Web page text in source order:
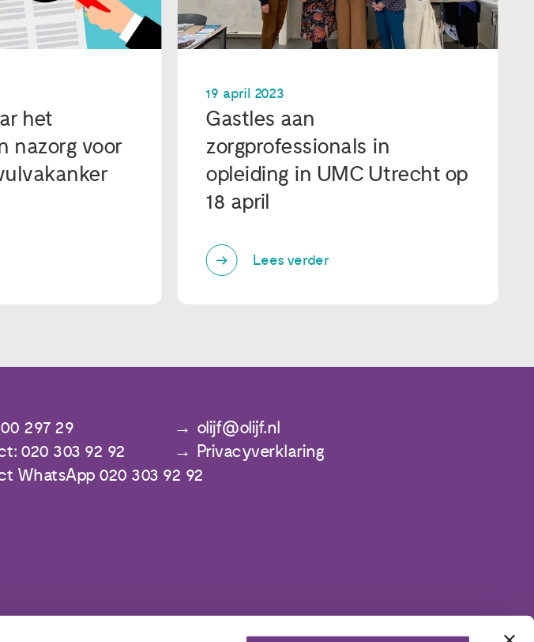
het
nazorg voor
19 april 2023
Gastles aan
zorgprofessionals in
opleiding in UMC Utrecht op
18 april
Lees verder
297 29
olijf@olijf.nl
020 303 92 92
Privacyverklaring
WhatsApp 020 303 92 92